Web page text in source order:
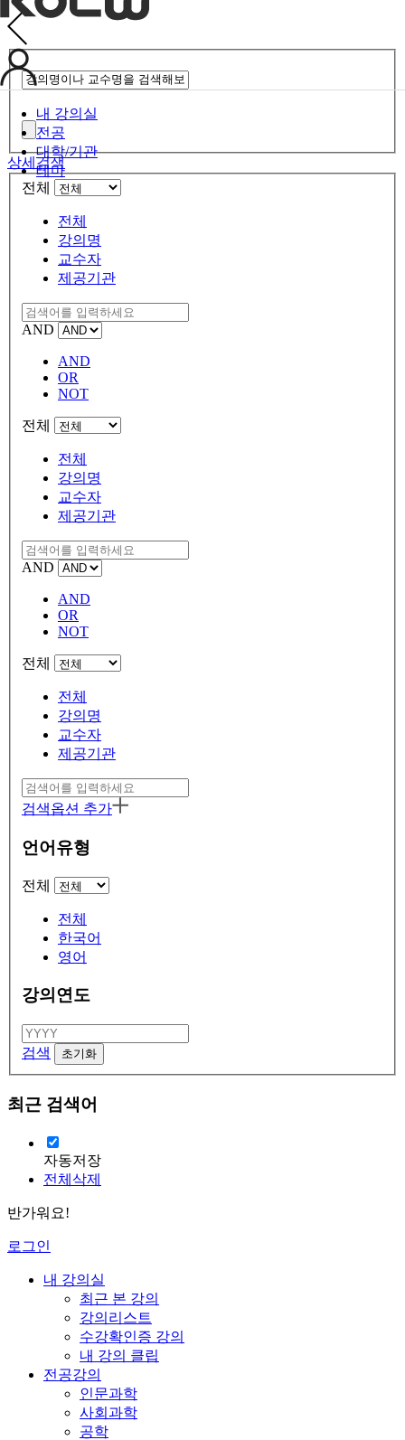
내 강의실
전공
대학/기관
테마
상세검색
전체
전체
강의명
교수자
제공기관
AND
AND
OR
NOT
전체
전체
강의명
교수자
제공기관
AND
AND
OR
NOT
전체
전체
강의명
교수자
제공기관
검색옵션 추가
언어유형
전체
전체
한국어
영어
강의연도
검색
최근 검색어
자동저장
전체삭제
반가워요!
로그인
내 강의실
최근 본 강의
강의리스트
수강확인증 강의
내 강의 클립
전공강의
인문과학
사회과학
공학